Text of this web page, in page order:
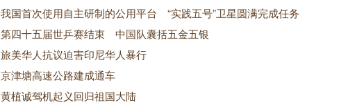
我国首次使用自主研制的公用平台 “实践五号”卫星圆满完成任务
第四十五届世乒赛结束 中国队囊括五金五银
旅美华人抗议迫害印尼华人暴行
京津塘高速公路建成通车
黄植诚驾机起义回归祖国大陆